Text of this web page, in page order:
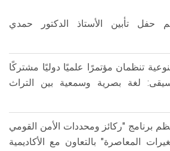
حفل تأبين الأستاذ الدكتور حمدي
النوعية تنظمان مؤتمرًا علميًا دوليًا مشتركًا
لغة بصرية وسمعية بين التراث
برنامج "ركائز ومحددات الأمن القومي
المعاصرة" بالتعاون مع الأكاديمية